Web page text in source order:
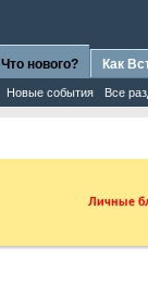
Что нового?
Новые события Все
Как
Личные